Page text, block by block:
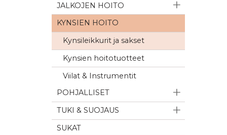
JALKOJEN HOITO
KYNSIEN HOITO
Kynsileikkurit ja sakset
Kynsien hoitotuotteet
Viilat & Instrumentit
POHJALLISET
TUKI & SUOJAUS
SUKAT